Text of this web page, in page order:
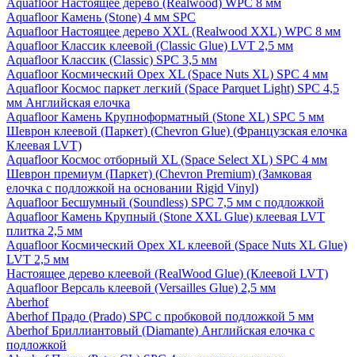
Aquafloor Настоящее дерево (Realwood) WPC 8 мм
Aquafloor Камень (Stone) 4 мм SPC
Aquafloor Настоящее дерево XXL (Realwood XXL) WPC 8 мм
Aquafloor Классик клеевой (Classic Glue) LVT 2,5 мм
Aquafloor Классик (Classic) SPC 3,5 мм
Aquafloor Космический Орех XL (Space Nuts XL) SPC 4 мм
Aquafloor Космос паркет легкий (Space Parquet Light) SPC 4,5
мм Английская елочка
Aquafloor Камень Крупноформатный (Stone XL) SPC 5 мм
Шеврон клеевой (Паркет) (Chevron Glue) (Французская елочка
Клеевая LVT)
Aquafloor Космос отборный XL (Space Select XL) SPC 4 мм
Шеврон премиум (Паркет) (Chevron Premium) (Замковая
елочка с подложкой на основании Rigid Vinyl)
Aquafloor Бесшумный (Soundless) SPC 7,5 мм с подложкой
Aquafloor Камень Крупный (Stone XXL Glue) клеевая LVT
плитка 2,5 мм
Aquafloor Космический Орех XL клеевой (Space Nuts XL Glue)
LVT 2,5 мм
Настоящее дерево клеевой (RealWood Glue) (Клеевой LVT)
Aquafloor Версаль клеевой (Versailles Glue) 2,5 мм
Aberhof
Aberhof Прадо (Prado) SPC с пробковой подложкой 5 мм
Aberhof Бриллиантовый (Diamante) Английская елочка с
подложкой